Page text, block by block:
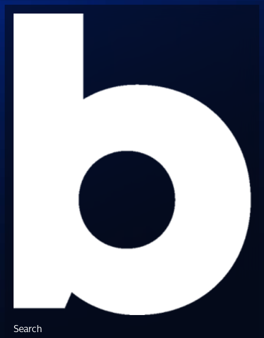
Search